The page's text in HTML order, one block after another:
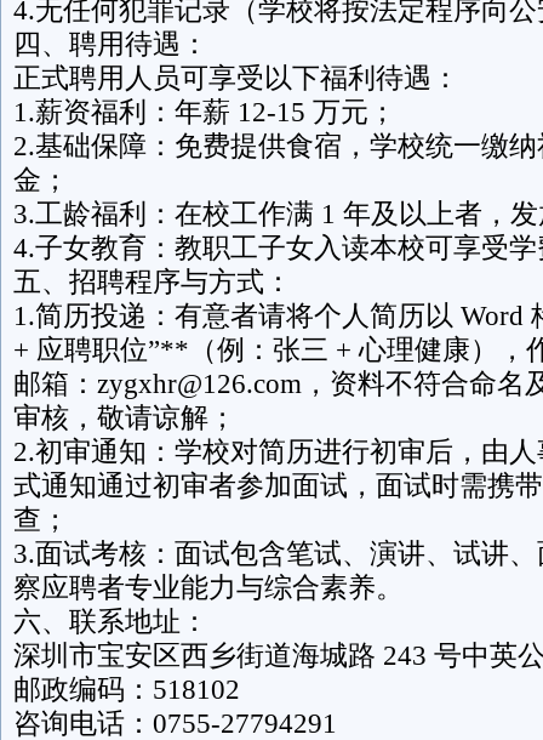
4.无任何犯罪记录（学校将按法定程序向
四、聘用待遇：
正式聘用人员可享受以下福利待遇：
1.薪资福利：年薪 12-15 万元；
2.基础保障：免费提供食宿，学校统一缴
金；
3.工龄福利：在校工作满 1 年及以上者，
4.子女教育：教职工子女入读本校可享受
五、招聘程序与方式：
1.简历投递：有意者请将个人简历以 Word
+ 应聘职位”**（例：张三 + 心理健康），
邮箱：zygxhr@126.com，资料不符合命名
审核，敬请谅解；
2.初审通知：学校对简历进行初审后，由
式通知通过初审者参加面试，面试时需携
查；
3.面试考核：面试包含笔试、演讲、试讲
察应聘者专业能力与综合素养。
六、联系地址：
深圳市宝安区西乡街道海城路 243 号中英
邮政编码：518102
咨询电话：0755-27794291